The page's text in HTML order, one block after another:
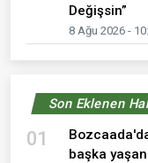
Değişsin”
8 Ağu 2026 -
Son Eklenen
01
başka